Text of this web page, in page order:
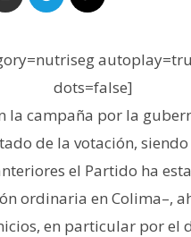
dots=false]
la campaña por la
de la votación,
el Partido ha
ordinaria en Colima–,
en particular por